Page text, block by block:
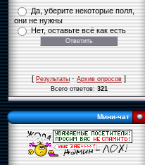
Да, уберите некоторые поля,
они не нужны
Нет, оставьте всё как есть
[Результаты·Архив опросов]
Всего ответов:321
Мини-чат